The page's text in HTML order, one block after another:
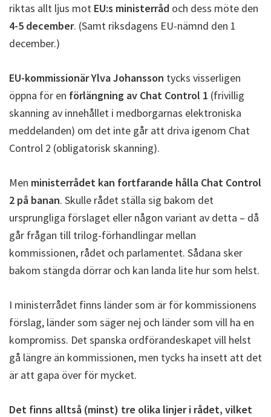
riktas allt ljus mot EU:s ministerråd och dess möte den
4-5 december. (Samt riksdagens EU-nämnd den 1
december.)
EU-kommissionär Ylva Johansson tycks visserligen
öppna för en förlängning av Chat Control 1 (frivillig
skanning av innehållet i medborgarnas elektroniska
meddelanden) om det inte går att driva igenom Chat
Control 2 (obligatorisk skanning).
Men ministerrådet kan fortfarande hålla Chat Control
2 på banan. Skulle rådet ställa sig bakom det
ursprungliga förslaget eller någon variant av detta – då
går frågan till trilog-förhandlingar mellan
kommissionen, rådet och parlamentet. Sådana sker
bakom stängda dörrar och kan landa lite hur som helst.
I ministerrådet finns länder som är för kommissionens
förslag, länder som säger nej och länder som vill ha en
kompromiss. Det spanska ordförandeskapet vill helst
gå längre än kommissionen, men tycks ha insett att det
är att gapa över för mycket.
Det finns alltså (minst) tre olika linjer i rådet, vilket